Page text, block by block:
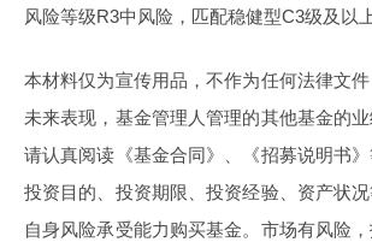
风险等级R3中风险，匹配稳健型C3级及以
本材料仅为宣传用品，不作为任何法律文
未来表现，基金管理人管理的其他基金的
请认真阅读《基金合同》、《招募说明书
投资目的、投资期限、投资经验、资产状
自身风险承受能力购买基金。市场有风险